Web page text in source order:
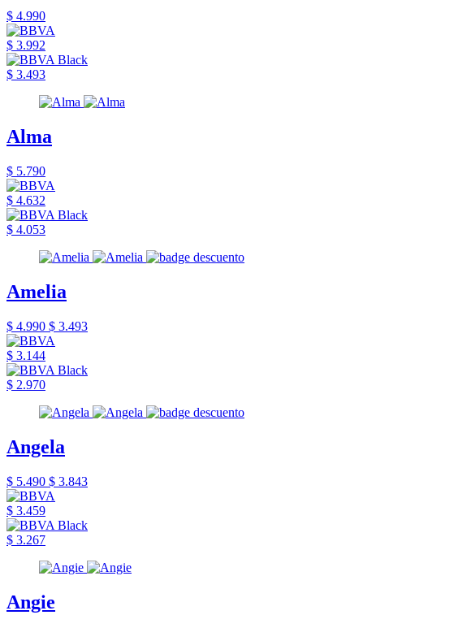
$ 4.990
$ 3.992
$ 3.493
Alma
$ 5.790
$ 4.632
$ 4.053
Amelia
$ 4.990 $ 3.493
$ 3.144
$ 2.970
Angela
$ 5.490 $ 3.843
$ 3.459
$ 3.267
Angie